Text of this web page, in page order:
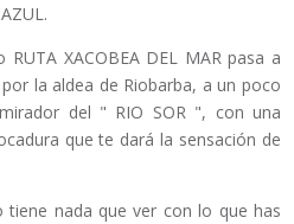
RUTA XACOBEA DEL MAR pasa a
la aldea de Riobarba, a un poco
del " RIO SOR ", con una
que te dará la sensación de
nada que ver con lo que has